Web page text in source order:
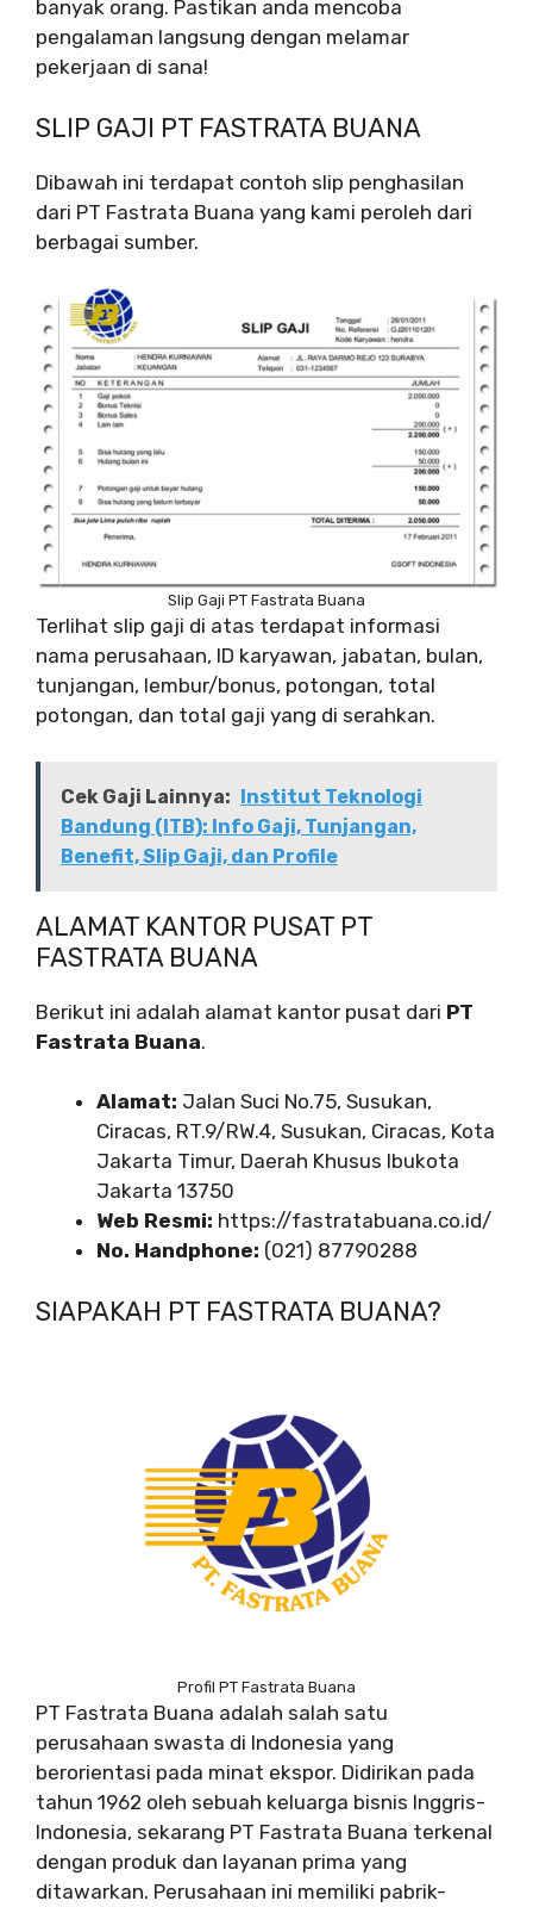
banyak orang. Pastikan anda mencoba
pengalaman langsung dengan melamar
pekerjaan di sana!
SLIP GAJI PT FASTRATA BUANA
Dibawah ini terdapat contoh slip penghasilan
dari PT Fastrata Buana yang kami peroleh dari
berbagai sumber.
Slip Gaji PT Fastrata Buana
Terlihat slip gaji di atas terdapat informasi
nama perusahaan, ID karyawan, jabatan, bulan,
tunjangan, lembur/bonus, potongan, total
potongan, dan total gaji yang di serahkan.
Cek Gaji Lainnya: Institut Teknologi
Bandung (ITB): Info Gaji, Tunjangan,
Benefit, Slip Gaji, dan Profile
ALAMAT KANTOR PUSAT PT
FASTRATA BUANA
Berikut ini adalah alamat kantor pusat dari PT
Fastrata Buana.
Alamat: Jalan Suci No.75, Susukan,
Ciracas, RT.9/RW.4, Susukan, Ciracas, Kota
Jakarta Timur, Daerah Khusus Ibukota
Jakarta 13750
Web Resmi: https://fastratabuana.co.id/
No. Handphone: (021) 87790288
SIAPAKAH PT FASTRATA BUANA?
Profil PT Fastrata Buana
PT Fastrata Buana adalah salah satu
perusahaan swasta di Indonesia yang
berorientasi pada minat ekspor. Didirikan pada
tahun 1962 oleh sebuah keluarga bisnis Inggris-
Indonesia, sekarang PT Fastrata Buana terkenal
dengan produk dan layanan prima yang
ditawarkan. Perusahaan ini memiliki pabrik-